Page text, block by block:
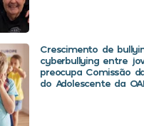
Crescimento de
cyberbullying entre
preocupa Comissão
do Adolescente da